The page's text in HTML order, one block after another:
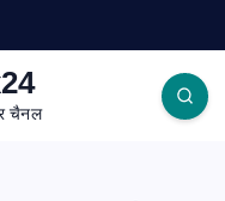
चैनल